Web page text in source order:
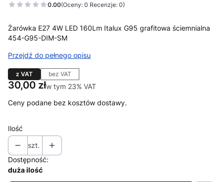
0.00(Oceny: 0 Recenzje: 0)
Żarówka E27 4W LED 160Lm Italux G95 grafitowa ściemnialna
454-G95-DIM-SM
Przejdź do pełnego opisu
z VAT bez VAT
Cena
30,00 złw tym 23% VAT
w tym 23% VAT
Ceny podane bez kosztów dostawy.
Ilość
szt.
Dostępność:
duża ilość